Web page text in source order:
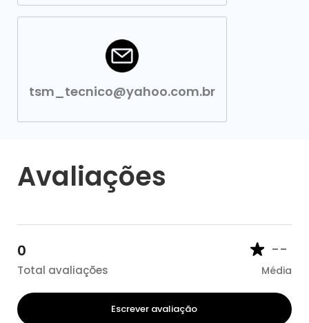
tsm_tecnico@yahoo.com.br
Avaliações
0
Total avaliações
--
Média
Escrever avaliação